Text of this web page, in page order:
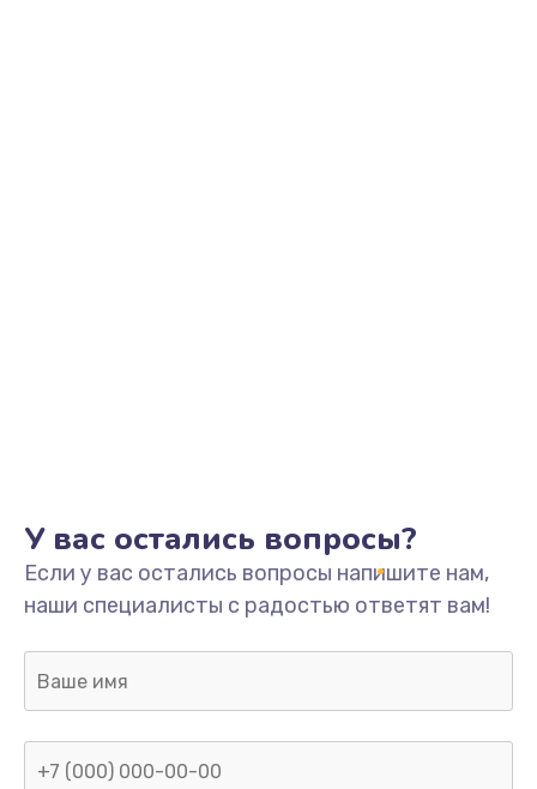
У вас остались вопросы?
Если у вас остались вопросы напишите нам,
наши специалисты с радостью ответят вам!